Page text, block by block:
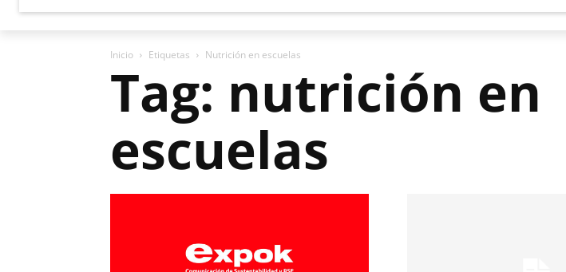
Inicio Etiquetas Nutrición en escuelas
Tag: nutrición en
escuelas